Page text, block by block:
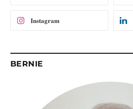
Instagram
BERNIE